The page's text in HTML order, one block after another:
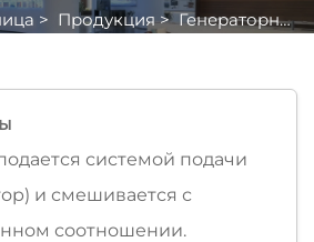
> Продукция>Генераторная установка на метаноле
системой подачи
и смешивается с
соотношении.